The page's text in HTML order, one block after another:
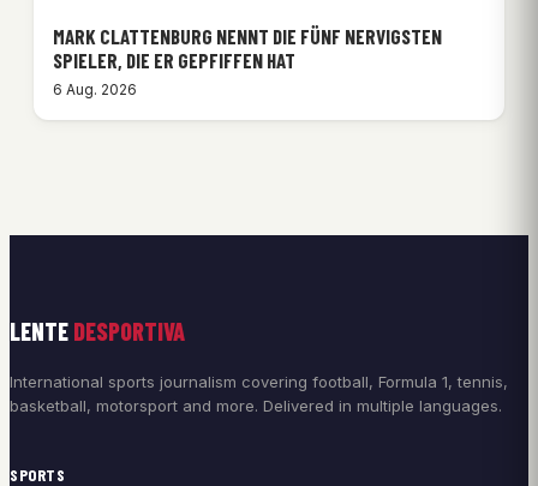
MARK CLATTENBURG NENNT DIE FÜNF NERVIGSTEN
SPIELER, DIE ER GEPFIFFEN HAT
6 Aug. 2026
LENTE DESPORTIVA
International sports journalism covering football, Formula 1, tennis,
basketball, motorsport and more. Delivered in multiple languages.
SPORTS